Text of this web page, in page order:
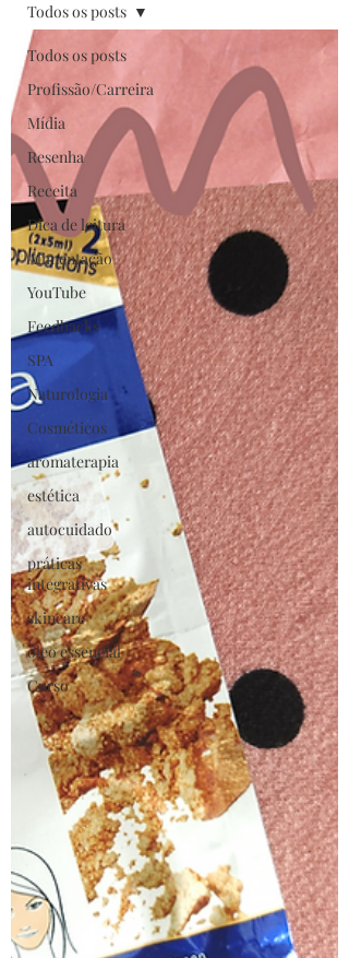
Todos os posts
Profissão/Carreira
Mídia
Resenha
Receita
Dica de leitura
Alimentação
YouTube
Feedbacks
SPA
Naturologia
Cosméticos
aromaterapia
estética
autocuidado
práticas
integrativas
skincare
óleo essencial
Curso
Todos os posts